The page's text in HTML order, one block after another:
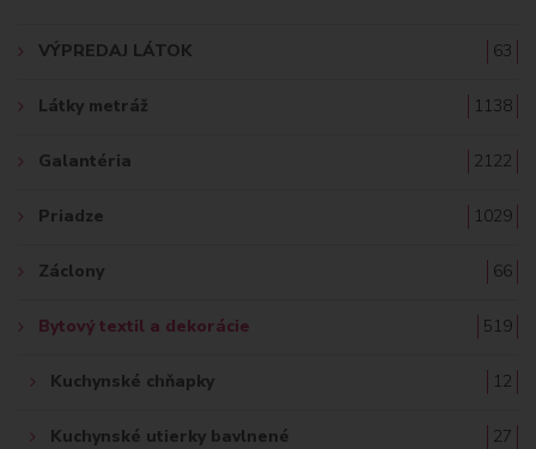
VÝPREDAJ LÁTOK 63
Látky metráž 1138
Galantéria 2122
Priadze 1029
Záclony 66
Bytový textil a dekorácie 519
Kuchynské chňapky 12
Kuchynské utierky bavlnené 27